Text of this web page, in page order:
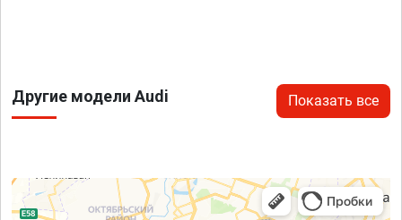
Другие модели Audi Показать все